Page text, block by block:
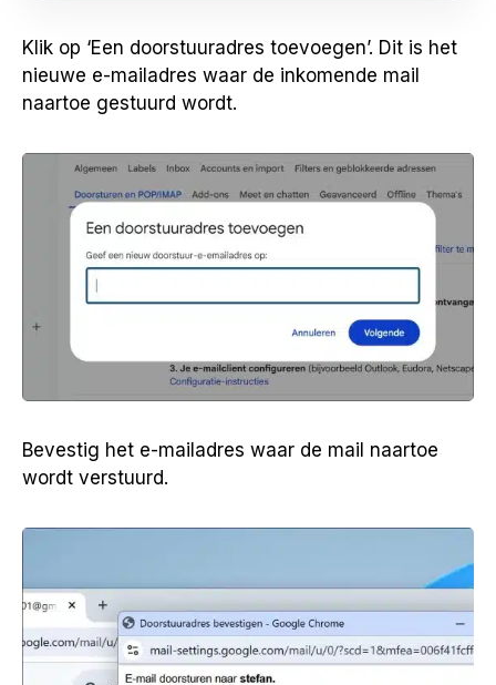
Klik op ‘Een doorstuuradres toevoegen’. Dit is het
nieuwe e-mailadres waar de inkomende mail
naartoe gestuurd wordt.
Bevestig het e-mailadres waar de mail naartoe
wordt verstuurd.